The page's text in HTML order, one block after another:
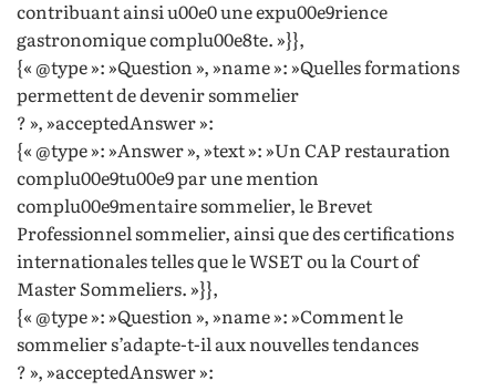
contribuant ainsi u00e0 une expu00e9rience
gastronomique complu00e8te. »}},
{« @type »: »Question », »name »: »Quelles formations
permettent de devenir sommelier
? », »acceptedAnswer »:
{« @type »: »Answer », »text »: »Un CAP restauration
complu00e9tu00e9 par une mention
complu00e9mentaire sommelier, le Brevet
Professionnel sommelier, ainsi que des certifications
internationales telles que le WSET ou la Court of
Master Sommeliers. »}},
{« @type »: »Question », »name »: »Comment le
sommelier s’adapte-t-il aux nouvelles tendances
? », »acceptedAnswer »: